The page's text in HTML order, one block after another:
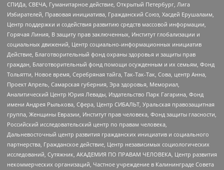
СПИДа, СВЕЧА, Гуманитарное действие, Открытый Петербург, Лига
Избирателей, Правовая инициатива, Гражданский Союз, Хасдей Ерушалаим,
Центр поддержки и содействия развитию средств массовой информации,
Горячая Линия, В защиту прав заключенных, Институт глобализации и
социальных движений, Центр социально-информационных инициатив
Действие, Благотворительный фонд охраны здоровья и защиты прав
граждан, Благотворительный фонд помощи осужденным и их семьям, Фонд
Тольятти, Новое время, Серебряная тайга, Так-Так-Так, Сова, центр Анна,
Проект Апрель, Самарская губерния, Эра здоровья, Мемориал,
Аналитический Центр Юрия Левады, Издательство Парк Гагарина, Фонд
имени Андрея Рылькова, Сфера, Центр СИБАЛЬТ, Уральская правозащитная
группа, Женщины Евразии, Институт прав человека, Фонд защиты гласности,
Российский исследовательский центр по правам человека,
Дальневосточный центр развития гражданских инициатив и социального
партнерства, Гражданское действие, Центр независимых социологических
исследований, Сутяжник, АКАДЕМИЯ ПО ПРАВАМ ЧЕЛОВЕКА, Центр развития
некоммерческих организаций, Частное учреждение в Калининграде Совета